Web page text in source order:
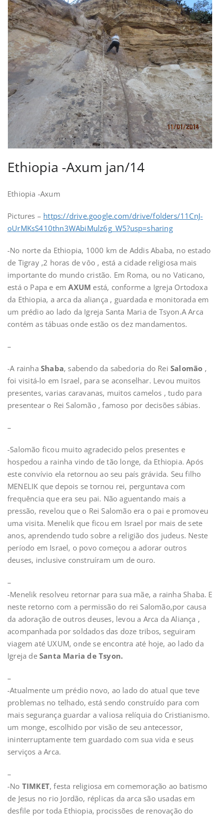
Ethiopia -Axum jan/14
Ethiopia -Axum
Pictures – https://drive.google.com/drive/folders/11CnJ-
oUrMKsS410thn3WAbiMulz6g_W5?usp=sharing
-No norte da Ethiopia, 1000 km de Addis Ababa, no estado
de Tigray ,2 horas de vôo , está a cidade religiosa mais
importante do mundo cristão. Em Roma, ou no Vaticano,
está o Papa e emAXUM está, conforme a Igreja Ortodoxa
da Ethiopia, a arca da aliança , guardada e monitorada em
um prédio ao lado da Igreja Santa Maria de Tsyon.A Arca
contém as tábuas onde estão os dez mandamentos.
–
-A rainha Shaba, sabendo da sabedoria do Rei Salomão ,
foi visitá-lo em Israel, para se aconselhar. Levou muitos
presentes, varias caravanas, muitos camelos , tudo para
presentear o Rei Salomão , famoso por decisões sábias.
–
-Salomão ficou muito agradecido pelos presentes e
hospedou a rainha vindo de tão longe, da Ethiopia. Após
este convívio ela retornou ao seu país grávida. Seu filho
MENELIK que depois se tornou rei, perguntava com
frequência que era seu pai. Não aguentando mais a
pressão, revelou que o Rei Salomão era o pai e promoveu
uma visita. Menelik que ficou em Israel por mais de sete
anos, aprendendo tudo sobre a religião dos judeus. Neste
período em Israel, o povo começou a adorar outros
deuses, inclusive construíram um de ouro.
–
-Menelik resolveu retornar para sua mãe, a rainha Shaba. E
neste retorno com a permissão do rei Salomão,por causa
da adoração de outros deuses, levou a Arca da Aliança ,
acompanhada por soldados das doze tribos, seguiram
viagem até UXUM, onde se encontra até hoje, ao lado da
Igreja deSanta Maria de Tsyon.
–
-Atualmente um prédio novo, ao lado do atual que teve
problemas no telhado, está sendo construído para com
mais segurança guardar a valiosa relíquia do Cristianismo.
um monge, escolhido por visão de seu antecessor,
ininterruptamente tem guardado com sua vida e seus
serviços a Arca.
–
-No TIMKET, festa religiosa em comemoração ao batismo
de Jesus no rio Jordão, réplicas da arca são usadas em
desfile por toda Ethiopia, procissões de renovação do